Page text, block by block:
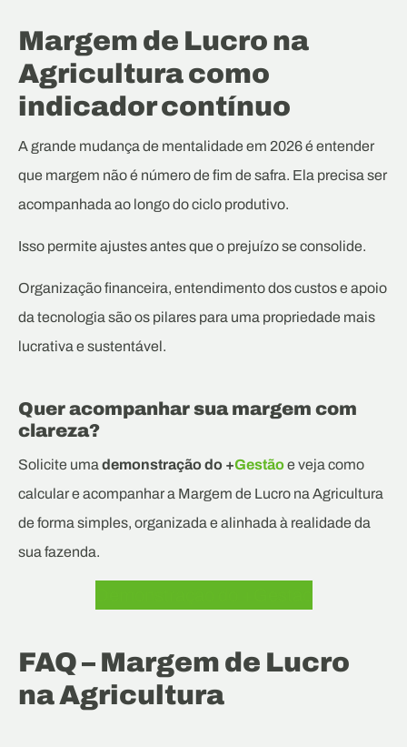
Margem de Lucro na
Agricultura como
indicador contínuo
A grande mudança de mentalidade em 2026 é entender
que margem não é número de fim de safra. Ela precisa ser
acompanhada ao longo do ciclo produtivo.
Isso permite ajustes antes que o prejuízo se consolide.
Organização financeira, entendimento dos custos e apoio
da tecnologia são os pilares para uma propriedade mais
lucrativa e sustentável.
Quer acompanhar sua margem com
clareza?
Solicite uma demonstração do +Gestãoe veja como
calcular e acompanhar a Margem de Lucro na Agricultura
de forma simples, organizada e alinhada à realidade da
sua fazenda.
FAQ – Margem de Lucro
na Agricultura